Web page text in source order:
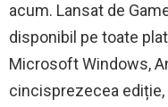
acum. Lansat de
disponibil pe toate
Microsoft Windows,
cincisprezecea